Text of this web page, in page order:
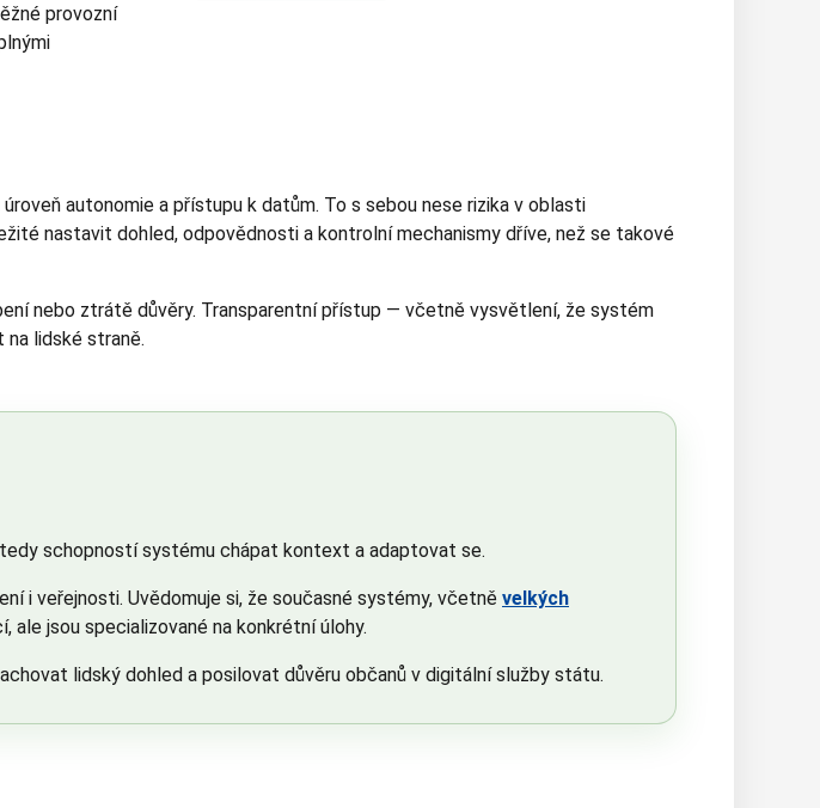
provozní
autonomie a přístupu k datům. To s sebou nese rizika v oblasti
nastavit dohled, odpovědnosti a kontrolní mechanismy dříve, než se takové
nebo ztrátě důvěry. Transparentní přístup — včetně vysvětlení, že systém
na lidské straně.
schopností systému chápat kontext a adaptovat se.
i veřejnosti. Uvědomuje si, že současné systémy, včetně velkých
ale jsou specializované na konkrétní úlohy.
lidský dohled a posilovat důvěru občanů v digitální služby státu.